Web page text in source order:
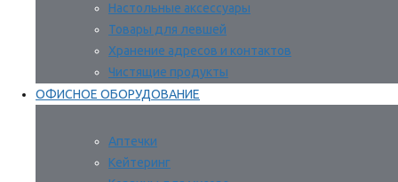
Настольные аксессуары
Товары для левшей
Хранение адресов и контактов
Чистящие продукты
ОФИСНОЕ ОБОРУДОВАНИЕ
Аптечки
Кейтеринг